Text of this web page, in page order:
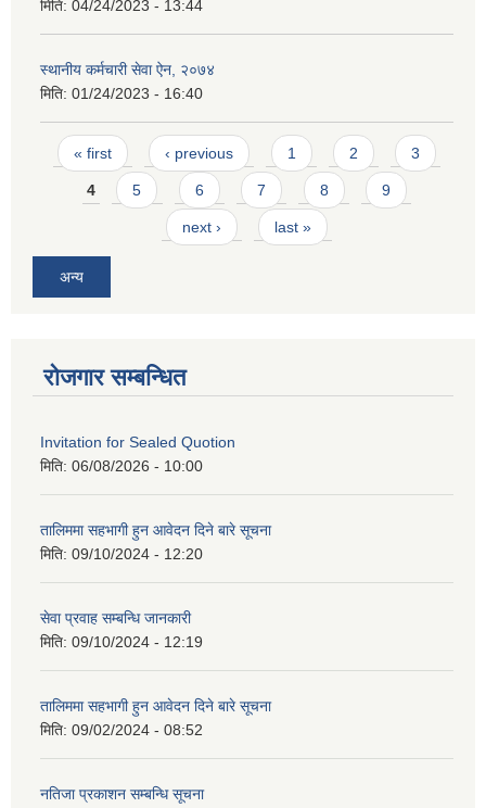
मिति: 04/24/2023 - 13:44
स्थानीय कर्मचारी सेवा ऐन, २०७४
मिति: 01/24/2023 - 16:40
Pages
« first ‹ previous 1 2 3
4 5 6 7 8 9
next › last »
अन्य
रोजगार सम्बन्धित
Invitation for Sealed Quotion
मिति: 06/08/2026 - 10:00
तालिममा सहभागी हुन आवेदन दिने बारे सूचना
मिति: 09/10/2024 - 12:20
सेवा प्रवाह सम्बन्धि जानकारी
मिति: 09/10/2024 - 12:19
तालिममा सहभागी हुन आवेदन दिने बारे सूचना
मिति: 09/02/2024 - 08:52
नतिजा प्रकाशन सम्बन्धि सूचना